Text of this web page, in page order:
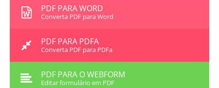
PDF PARA WORD
Converta PDF para Word
PDF PARA PDFA
Converta PDF para PDFa
PDF PARA O WEBFORM
Editar formulário em PDF